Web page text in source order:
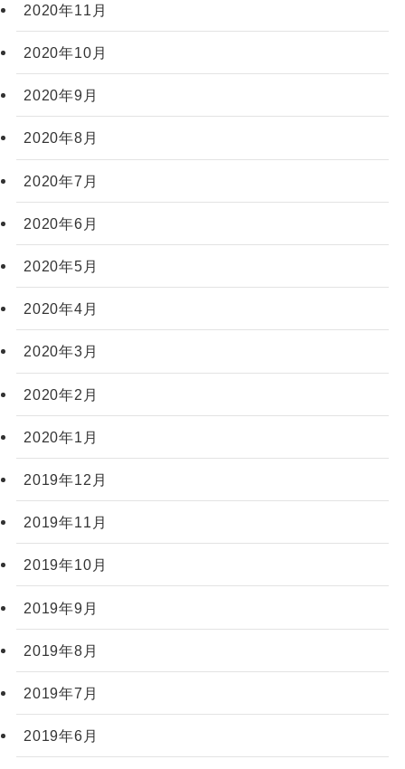
2020年11月
2020年10月
2020年9月
2020年8月
2020年7月
2020年6月
2020年5月
2020年4月
2020年3月
2020年2月
2020年1月
2019年12月
2019年11月
2019年10月
2019年9月
2019年8月
2019年7月
2019年6月